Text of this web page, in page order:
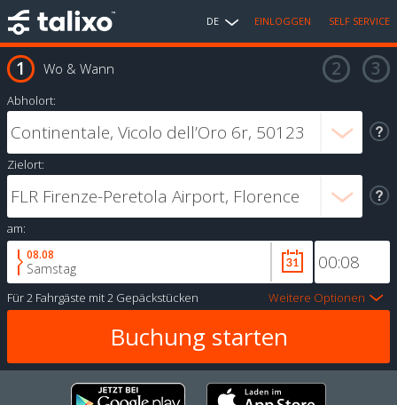
DE EINLOGGEN SELF SERVICE
Wo & Wann
Abholort:
Zielort:
am:
08.08
Samstag
Für2 Fahrgäste mit2 Gepäckstücken Weitere Optionen